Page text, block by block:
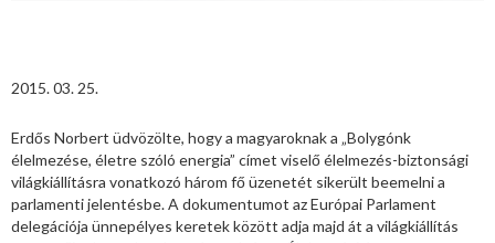
2015. 03. 25.
Erdős Norbert üdvözölte, hogy a magyaroknak a „Bolygónk
élelmezése, életre szóló energia” címet viselő élelmezés-biztonsági
világkiállításra vonatkozó három fő üzenetét sikerült beemelni a
parlamenti jelentésbe. A dokumentumot az Európai Parlament
delegációja ünnepélyes keretek között adja majd át a világkiállítás